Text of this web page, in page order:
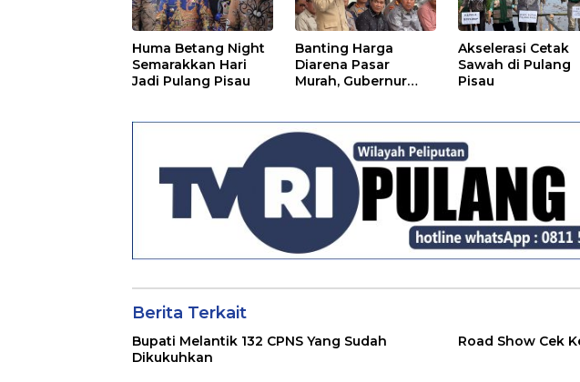
Huma Betang Night
Semarakkan Hari
Jadi Pulang Pisau
Banting Harga
Diarena Pasar
Murah, Gubernur
Akselerasi Cetak
Sawah di Pulang
Pisau
Berita Terkait
Bupati Melantik 132 CPNS Yang Sudah
Dikukuhkan
Road Show Cek